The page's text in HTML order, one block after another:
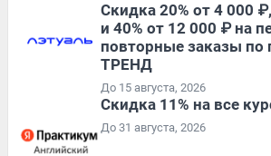
Скидка 20% от 4 000
и 40% от 12 000 ₽ на
повторные заказы по
ТРЕНД
До 15 августа, 2026
Скидка 11% на все
До 31 августа, 2026